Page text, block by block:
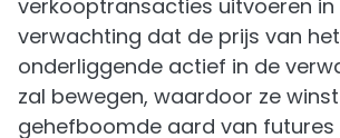
verkooptransacties uitvoeren in
verwachting dat de prijs van het
onderliggende actief in de
zal bewegen, waardoor ze
gehefboomde aard van futures